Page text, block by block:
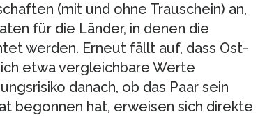
(mit und ohne Trauschein) an,
für die Länder, in denen die
werden. Erneut fällt auf, dass Ost-
etwa vergleichbare Werte
danach, ob das Paar sein
begonnen hat, erweisen sich direkte